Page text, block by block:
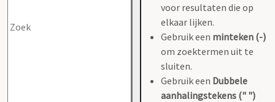
voor resultaten die op
elkaar lijken.
Gebruik een minteken (-)
om zoektermen uit te
sluiten.
Gebruik een Dubbele
aanhalingstekens (" ")